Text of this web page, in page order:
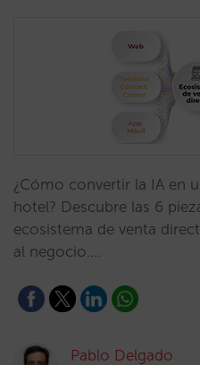
¿Cómo convertir la IA en
hotel? Descubre las 6
ecosistema de venta
al negocio.…
Pablo Delgado